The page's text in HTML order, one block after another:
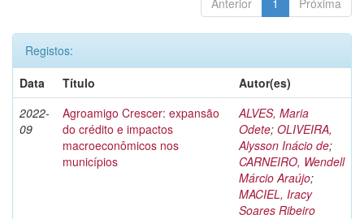
Anterior 1 Próxima
Registos:
Data
Título
Autor(es)
2022-
09
Agroamigo Crescer: expansão
do crédito e impactos
macroeconômicos nos
municípios
ALVES, Maria
Odete; OLIVEIRA,
Alysson Inácio de;
CARNEIRO, Wendell
Márcio Araújo;
MACIEL, Iracy
Soares Ribeiro